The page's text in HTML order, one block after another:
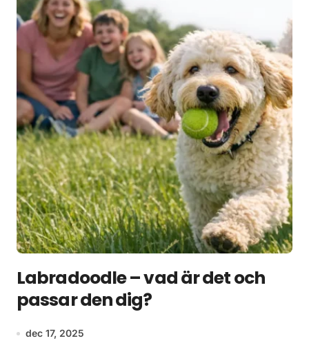
Labradoodle – vad är det och
passar den dig?
dec 17, 2025